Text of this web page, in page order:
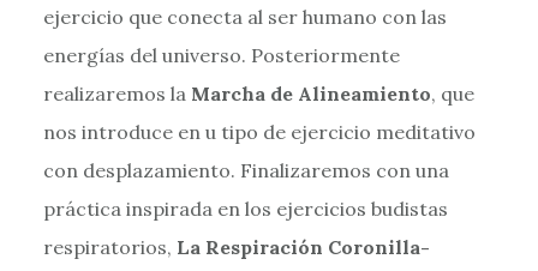
ejercicio que conecta al ser humano con las
energías del universo. Posteriormente
realizaremos la Marcha de Alineamiento, que
nos introduce en u tipo de ejercicio meditativo
con desplazamiento. Finalizaremos con una
práctica inspirada en los ejercicios budistas
respiratorios, La Respiración Coronilla-